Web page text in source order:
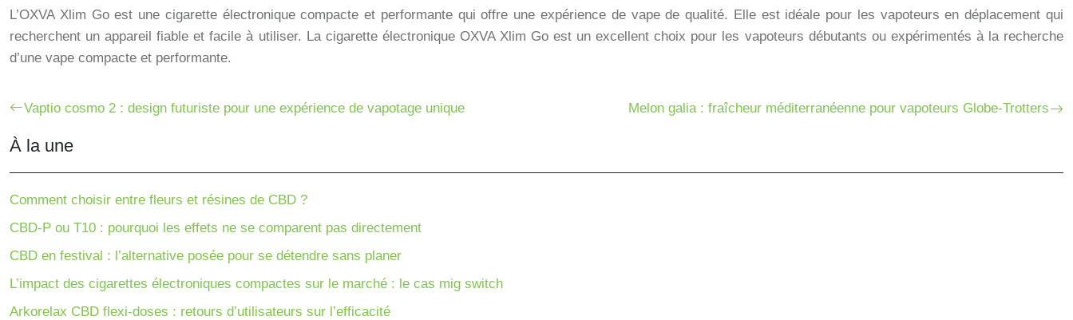
L’OXVA Xlim Go est une cigarette électronique compacte et performante qui offre une expérience de vape de qualité. Elle est idéale pour les vapoteurs en déplacement qui
recherchent un appareil fiable et facile à utiliser. La cigarette électronique OXVA Xlim Go est un excellent choix pour les vapoteurs débutants ou expérimentés à la recherche
d’une vape compacte et performante.
Vaptio cosmo 2 : design futuriste pour une expérience de vapotage unique Melon galia : fraîcheur méditerranéenne pour vapoteurs Globe-Trotters
À la une
Comment choisir entre fleurs et résines de CBD ?
CBD-P ou T10 : pourquoi les effets ne se comparent pas directement
CBD en festival : l’alternative posée pour se détendre sans planer
L’impact des cigarettes électroniques compactes sur le marché : le cas mig switch
Arkorelax CBD flexi-doses : retours d’utilisateurs sur l’efficacité